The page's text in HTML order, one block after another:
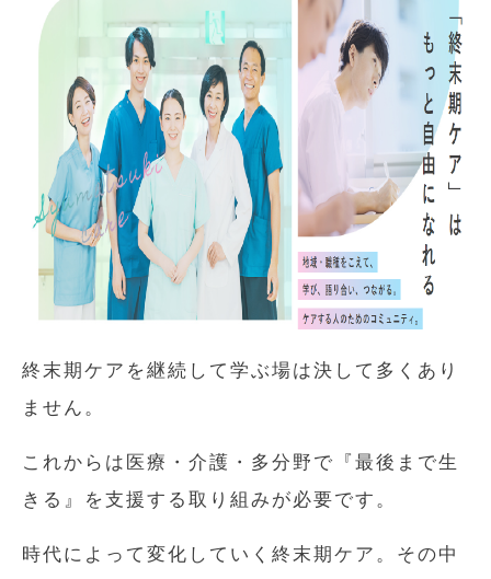
終末期ケアを継続して学ぶ場は決して多くあり
ません。
これからは医療・介護・多分野で『最後まで生
きる』を支援する取り組みが必要です。
時代によって変化していく終末期ケア。その中